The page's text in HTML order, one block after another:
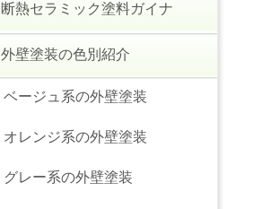
断熱セラミック塗料ガイナ
外壁塗装の色別紹介
ベージュ系の外壁塗装
オレンジ系の外壁塗装
グレー系の外壁塗装